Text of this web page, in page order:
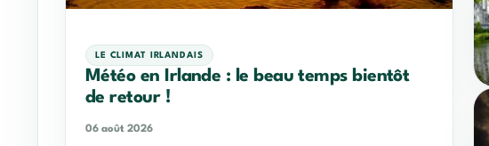
LE CLIMAT IRLANDAIS
Météo en Irlande : le beau temps bientôt
de retour !
06 août 2026